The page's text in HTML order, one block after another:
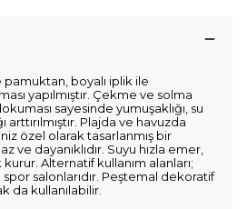
pamuktan, boyalı iplik ile
yapılmıştır. Çekme ve solma
sayesinde yumuşaklığı, su
arttırılmıştır. Plajda ve havuzda
özel olarak tasarlanmış bir
ve dayanıklıdır. Suyu hızla emer,
Alternatif kullanım alanları;
salonlarıdır. Peştemal dekoratif
da kullanılabilir.